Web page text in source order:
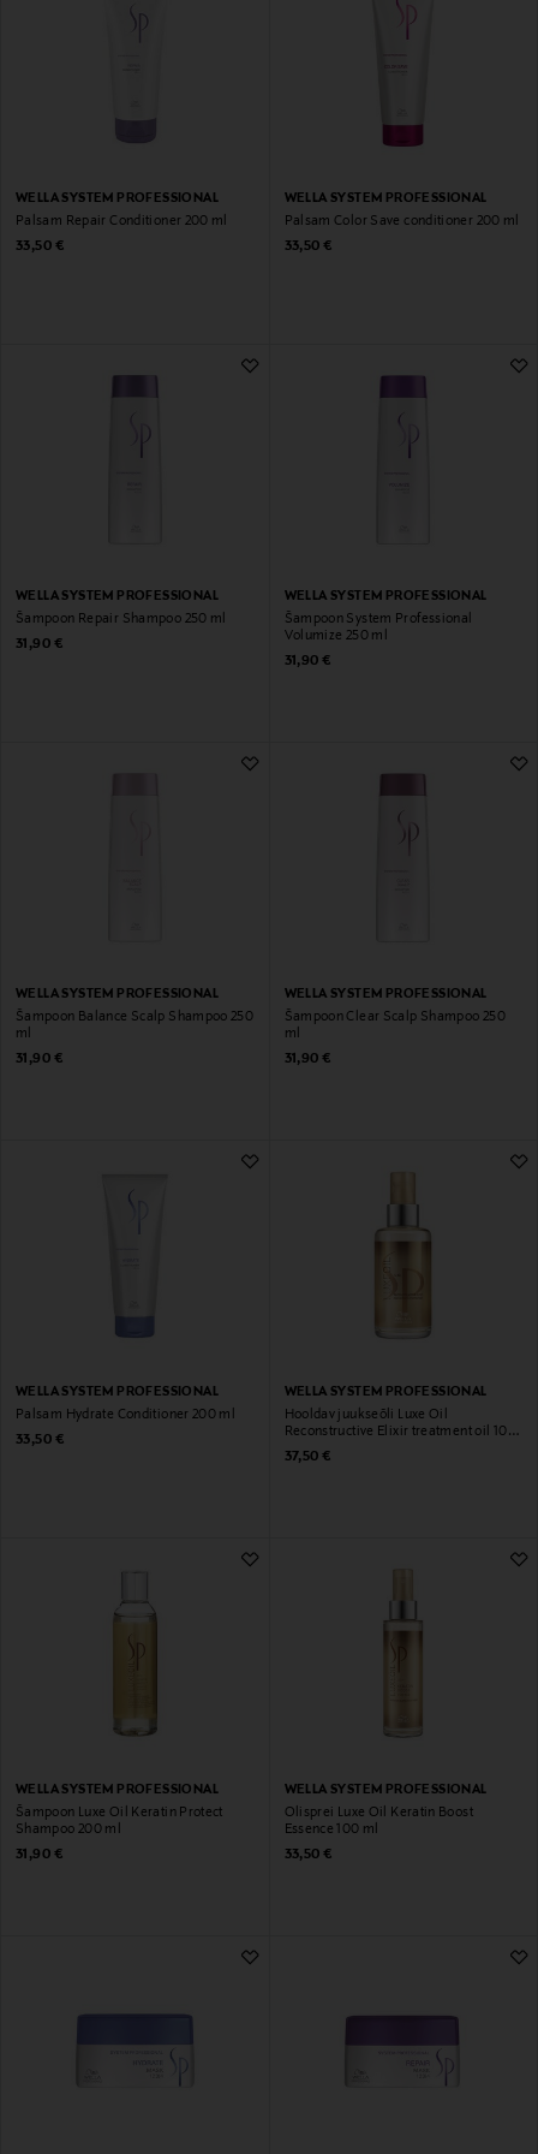
WELLA SYSTEM PROFESSIONAL
Palsam Repair Conditioner 200 ml
Original Price
33,50 €
WELLA SYSTEM PROFESSIONAL
Palsam Color Save conditioner 200 ml
Original Price
33,50 €
WELLA SYSTEM PROFESSIONAL
Šampoon Repair Shampoo 250 ml
Original Price
31,90 €
WELLA SYSTEM PROFESSIONAL
Šampoon System Professional
Volumize 250 ml
Original Price
31,90 €
WELLA SYSTEM PROFESSIONAL
Šampoon Balance Scalp Shampoo 250
ml
Original Price
31,90 €
WELLA SYSTEM PROFESSIONAL
Šampoon Clear Scalp Shampoo 250
ml
Original Price
31,90 €
WELLA SYSTEM PROFESSIONAL
Palsam Hydrate Conditioner 200 ml
Original Price
33,50 €
WELLA SYSTEM PROFESSIONAL
Hooldav juukseõli Luxe Oil
Reconstructive Elixir treatment oil 100
ml
Original Price
37,50 €
WELLA SYSTEM PROFESSIONAL
Šampoon Luxe Oil Keratin Protect
Shampoo 200 ml
Original Price
31,90 €
WELLA SYSTEM PROFESSIONAL
Õlisprei Luxe Oil Keratin Boost
Essence 100 ml
Original Price
33,50 €